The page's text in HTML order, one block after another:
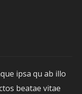
ipsa qu ab illo
beatae vitae